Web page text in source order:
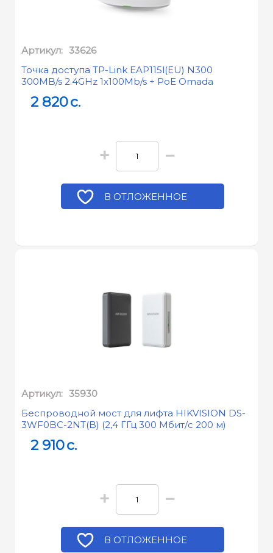
Артикул: 33626
Точка доступа TP-Link EAP115l(EU) N300
300MB/s 2.4GHz 1x100Mb/s + PoE Omada
2 820c.
+ −
В ОТЛОЖЕННОЕ
Артикул: 35930
Беспроводной мост для лифта HIKVISION DS-
3WF0BC-2NT(B) (2,4 ГГц 300 Мбит/с 200 м)
2 910c.
+ −
В ОТЛОЖЕННОЕ